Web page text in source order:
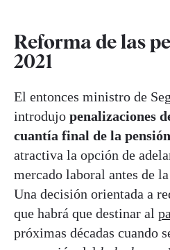
Reforma de las
2021
El entonces ministro de
introdujo penalizaciones
cuantía final de la pensión
atractiva la opción de
mercado laboral antes de
Una decisión orientada a
que habrá que destinar al
próximas décadas cuando